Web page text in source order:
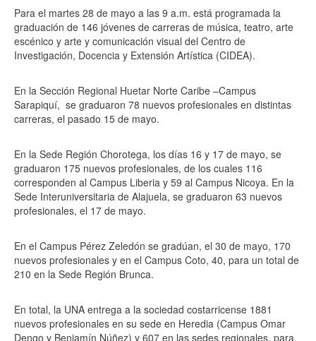
Para el martes 28 de mayo a las 9 a.m. está programada la
graduación de 146 jóvenes de carreras de música, teatro, arte
escénico y arte y comunicación visual del Centro de
Investigación, Docencia y Extensión Artística (CIDEA).
En la Sección Regional Huetar Norte Caribe –Campus
Sarapiquí, se graduaron 78 nuevos profesionales en distintas
carreras, el pasado 15 de mayo.
En la Sede Región Chorotega, los días 16 y 17 de mayo, se
graduaron 175 nuevos profesionales, de los cuales 116
corresponden al Campus Liberia y 59 al Campus Nicoya. En la
Sede Interuniversitaria de Alajuela, se graduaron 63 nuevos
profesionales, el 17 de mayo.
En el Campus Pérez Zeledón se gradúan, el 30 de mayo, 170
nuevos profesionales y en el Campus Coto, 40, para un total de
210 en la Sede Región Brunca.
En total, la UNA entrega a la sociedad costarricense 1881
nuevos profesionales en su sede en Heredia (Campus Omar
Dengo y Benjamín Núñez) y 607 en las sedes regionales, para